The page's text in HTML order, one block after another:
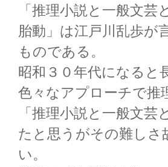
「推理小説と一般文
胎動」は江戸川乱歩が
ものである。
昭和３０年代になると
色々なアプローチで推
「推理小説と一般文
たと思うがその難しさ
い。